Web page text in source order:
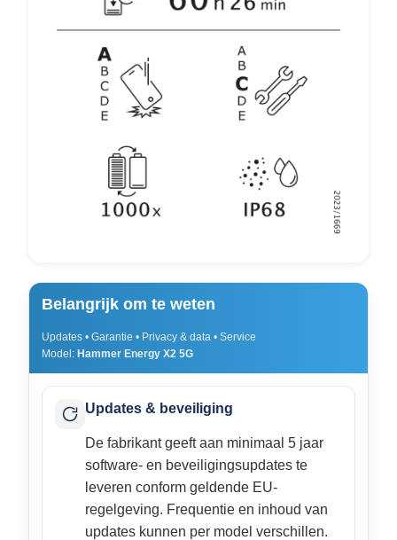
Belangrijk om te weten
Updates • Garantie • Privacy & data • Service
Model: Hammer Energy X2 5G
Updates & beveiliging
De fabrikant geeft aan minimaal 5 jaar
software- en beveiligingsupdates te
leveren conform geldende EU-
regelgeving. Frequentie en inhoud van
updates kunnen per model verschillen.